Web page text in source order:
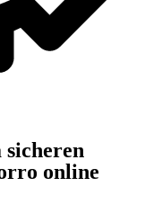
sicheren
online